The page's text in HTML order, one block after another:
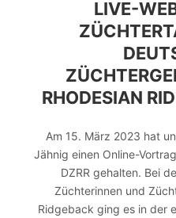
LIVE-
RHODESIAN
Am 15. März 2023 hat
Jähnig einen Online-
DZRR gehalten. Bei
Züchterinnen und
Ridgeback ging es in der